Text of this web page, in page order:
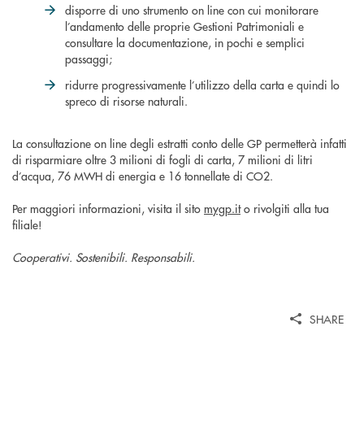
disporre di uno strumento on line con cui monitorare
l’andamento delle proprie Gestioni Patrimoniali e
consultare la documentazione, in pochi e semplici
passaggi;
ridurre progressivamente l’utilizzo della carta e quindi lo
spreco di risorse naturali.
La consultazione on line degli estratti conto delle GP permetterà infatti
di risparmiare oltre 3 milioni di fogli di carta, 7 milioni di litri
d’acqua, 76 MWH di energia e 16 tonnellate di CO2.
Per maggiori informazioni, visita il sito mygp.ito rivolgiti alla tua
filiale!
Cooperativi. Sostenibili. Responsabili.
SHARE